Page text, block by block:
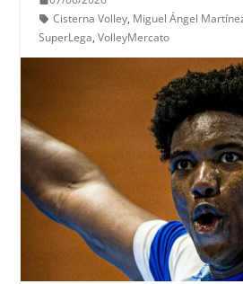
Martinez
“Amaranto”
Cisterna Volley, Miguel Ángel
SuperLega, VolleyMercato